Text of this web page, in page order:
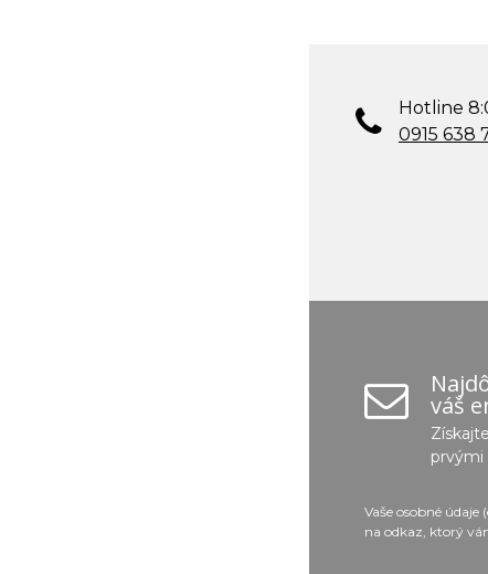
Hotline
0915 638
váš
prvými
Vaše osobné
na odkaz, ktorý